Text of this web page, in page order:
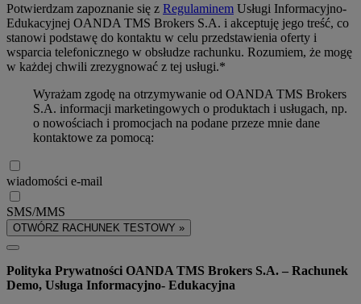
Potwierdzam zapoznanie się z Regulaminem Usługi Informacyjno-
Edukacyjnej OANDA TMS Brokers S.A. i akceptuję jego treść, co
stanowi podstawę do kontaktu w celu przedstawienia oferty i
wsparcia telefonicznego w obsłudze rachunku. Rozumiem, że mogę
w każdej chwili zrezygnować z tej usługi.*
Wyrażam zgodę na otrzymywanie od OANDA TMS Brokers
S.A. informacji marketingowych o produktach i usługach, np.
o nowościach i promocjach na podane przeze mnie dane
kontaktowe za pomocą:
wiadomości e-mail
SMS/MMS
OTWÓRZ RACHUNEK TESTOWY »
Polityka Prywatności OANDA TMS Brokers S.A. – Rachunek
Demo, Usługa Informacyjno- Edukacyjna